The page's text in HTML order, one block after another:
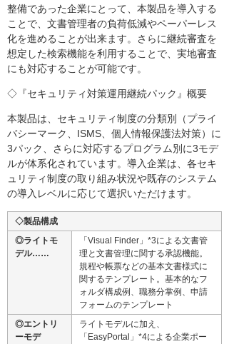
整備であった企業にとって、本製品を導入する
ことで、文書管理者の負荷低減やペーパーレス
化を進めることが出来ます。さらに継続審査を
想定した検索機能を利用することで、実地審査
にも対応することが可能です。
◇『セキュリティ対策運用継続パック』概要
本製品は、セキュリティ制度の分類別（プライ
バシーマーク、ISMS、個人情報保護法対策）に
3パック、さらに対応するプログラム別に3モデ
ルが体系化されています。導入企業は、各セキ
ュリティ制度の取り組み状況や既存のシステム
の導入レベルに応じて選択いただけます。
◇製品構成
◎ライトモ
デル……
「Visual Finder」*3による文書管
理と文書管理に関する承認機能。
規程や帳票などの基本文書様式に
関するテンプレート。基本的なフ
ォルダ構成例、職務分掌例、申請
フォームのテンプレート
◎エントリ
ーモデ
ライトモデルに加え、
「EasyPortal」*4による企業ポー